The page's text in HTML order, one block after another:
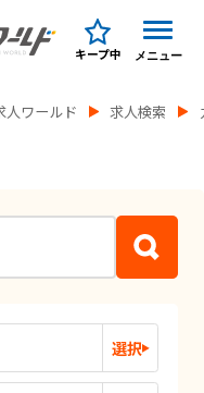
キープ中 メニュー
人ワールド 求人検索
選択